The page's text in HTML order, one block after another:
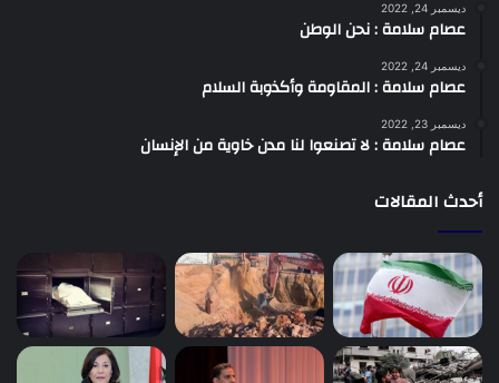
ديسمبر 24, 2022
عصام سلامة : نحن الوطن
ديسمبر 24, 2022
عصام سلامة : المقاومة وأكذوبة السلام
ديسمبر 23, 2022
عصام سلامة : لا تصنعوا لنا مدن خاوية من الإنسان
أحدث المقالات